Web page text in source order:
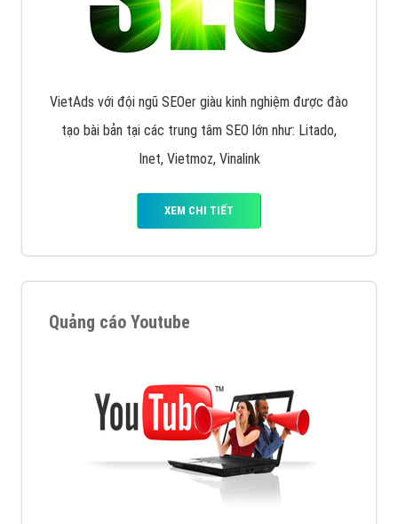
VietAds với đội ngũ SEOer giàu kinh nghiệm được đào
tạo bài bản tại các trung tâm SEO lớn như: Litado,
Inet, Vietmoz, Vinalink
XEM CHI TIẾT
Quảng cáo Youtube